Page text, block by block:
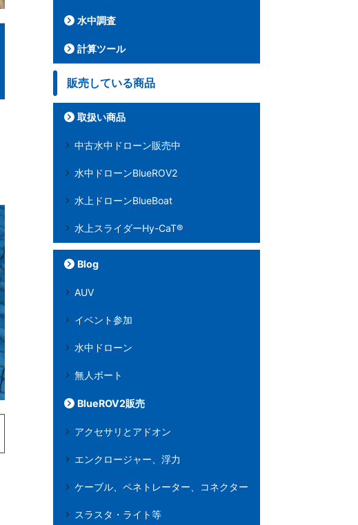
水中調査
計算ツール
販売している商品
取扱い商品
中古水中ドローン販売中
水中ドローンBlueROV2
水上ドローンBlueBoat
水上スライダーHy-CaT®
Blog
AUV
イベント参加
水中ドローン
無人ボート
BlueROV2販売
アクセサリとアドオン
エンクロージャー、浮力
ケーブル、ペネトレーター、コネクター
スラスタ・ライト等